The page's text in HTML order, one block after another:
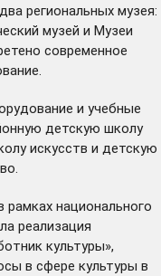
региональных музея:
музей и Музеи
современное
и учебные
детскую школу
искусств и детскую
национального
реализация
культуры»,
в сфере культуры в